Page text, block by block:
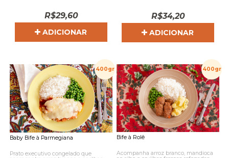
R$29,60
ADICIONAR
R$34,20
ADICIONAR
400gr
Baby Bife à Parmegiana
Prato executivo congelado que
400gr
Bife à Rolê
Acompanha arroz branco, mandioca